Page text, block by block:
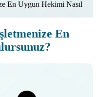
En Uygun Hekimi Nasıl
En